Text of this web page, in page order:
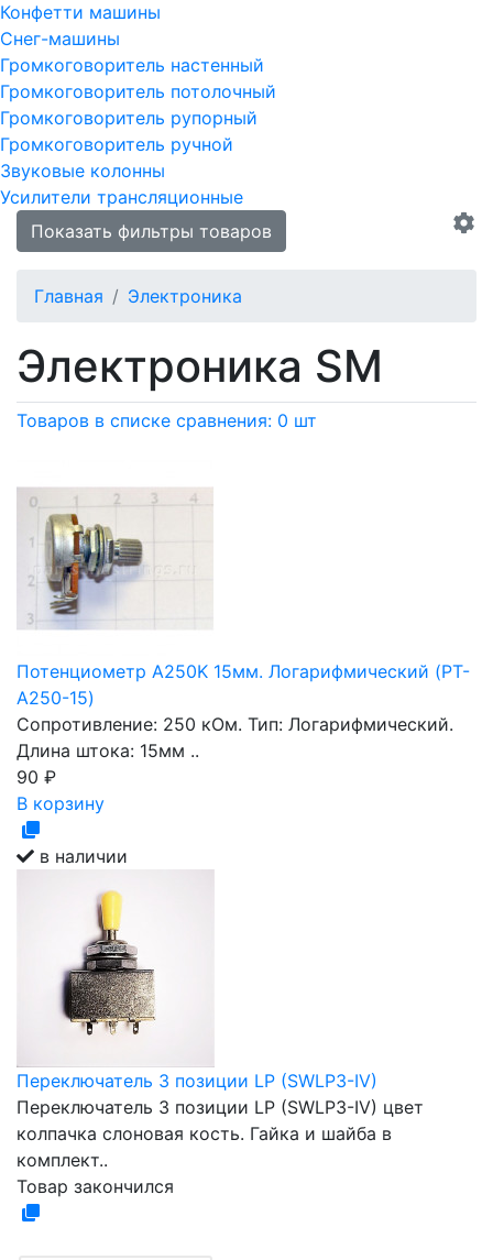
Конфетти машины
Снег-машины
Громкоговоритель настенный
Громкоговоритель потолочный
Громкоговоритель рупорный
Громкоговоритель ручной
Звуковые колонны
Усилители трансляционные
Показать фильтры товаров
Главная Электроника
Электроника SM
Товаров в списке сравнения: 0 шт
Потенциометр A250K 15мм. Логарифмический (PT-
A250-15)
Сопротивление: 250 кОм. Тип: Логарифмический.
Длина штока: 15мм ..
90 ₽
В корзину
в наличии
Переключатель 3 позиции LP (SWLP3-IV)
Переключатель 3 позиции LP (SWLP3-IV) цвет
колпачка слоновая кость. Гайка и шайба в
комплект..
Товар закончился